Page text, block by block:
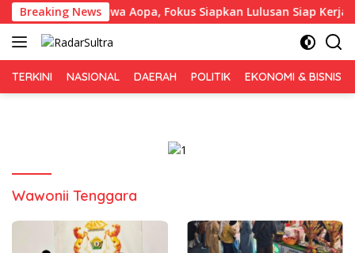
Langsung
ke
konten
Breaking News
IAI Rawa Aopa, Fokus Siapkan Lulusan Siap Kerja
TERKINI NASIONAL DAERAH POLITIK EKONOMI & BISNIS
Wawonii Tenggara